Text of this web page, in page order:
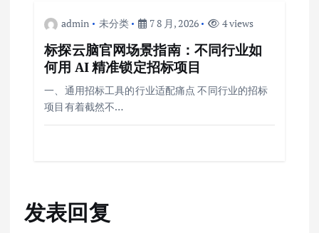
admin 未分类 7 8 月, 2026 4 views
标探云脑官网场景指南：不同行业如
何用 AI 精准锁定招标项目
一、通用招标工具的行业适配痛点 不同行业的招标
项目有着截然不…
发表回复